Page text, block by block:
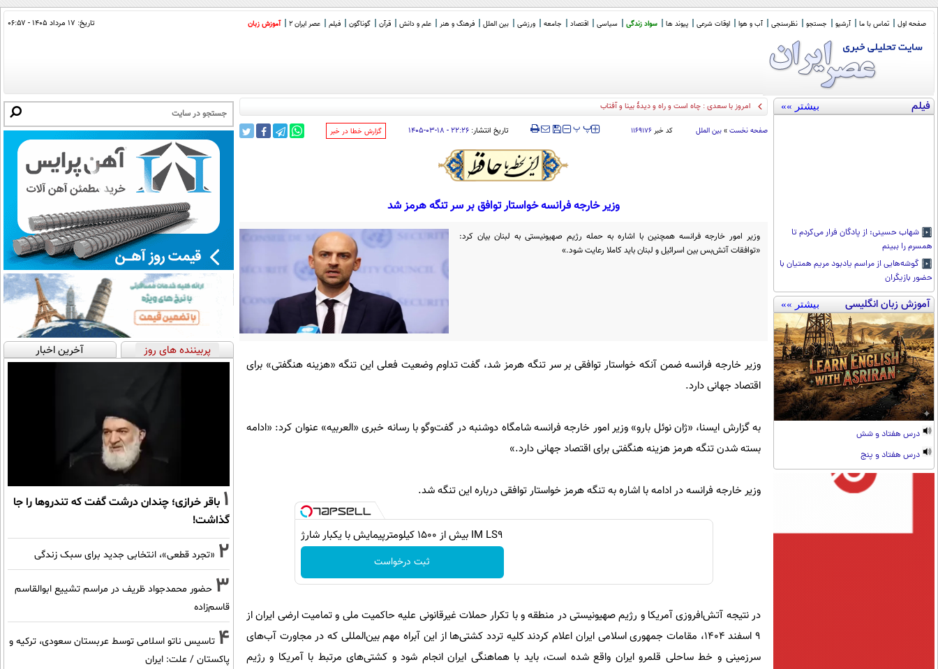
صفحه اول تماس با ما آرشیو جستجو نظرسنجی آب و هوا اوقات شرعی پیوند ها سواد زندگی سیاسی اقتصاد جامعه ورزشی بین الملل فرهنگ و هنر علم و دانش قرآن گوناگون فیلم عصر ایران 2 آموزش زبان تاریخ: ۱۷ مرداد ۱۴۰۵ - ۰۶:۵۷
فیلم بیشتر »»
شهاب حسینی: از پادگان فرار می‌کردم تا
همسرم را ببینم
گوشه‌هایی از مراسم یادبود مریم همتیان با
حضور بازیگران
آموزش زبان انگلیسی بیشتر »»
درس هفتاد و شش
درس هفتاد و پنج
امروز با سعدی : چاه است و راه و دیدهٔ بینا و آفتاب
صفحه نخست » بین الملل کد خبر ۱۱۶۹۱۷۶ ‍‍‍ پ پ تاریخ انتشار:۲۲:۲۶ - ۱۸-۰۳-۱۴۰۵ ‌گزارش خطا در خبر
وزیر خارجه فرانسه خواستار توافق بر سر تنگه هرمز شد
وزیر امور خارجه فرانسه همچنین با اشاره به حمله رژیم صهیونیستی به لبنان بیان کرد:
«توافقات آتش‌بس بین اسرائیل و لبنان باید کاملا رعایت شود.»
وزیر خارجه فرانسه ضمن آنکه خواستار توافقی بر سر تنگه هرمز شد، گفت تداوم وضعیت فعلی این تنگه «هزینه هنگفتی» برای
اقتصاد جهانی دارد.
به گزارش ایسنا، «ژان نوئل بارو» وزیر امور خارجه فرانسه شامگاه دوشنبه در گفت‌وگو با رسانه خبری «العربیه» عنوان کرد: «ادامه
بسته شدن تنگه هرمز هزینه هنگفتی برای اقتصاد جهانی دارد.»
وزیر خارجه فرانسه در ادامه با اشاره به تنگه هرمز خواستار توافقی درباره این تنگه شد.
IM LS9 بیش از 1500 کیلومترپیمایش با یکبار شارژ
ثبت درخواست
در نتیجه آتش‌افروزی آمریکا و رژیم صهیونیستی در منطقه و با تکرار حملات غیرقانونی علیه حاکمیت ملی و تمامیت ارضی ایران از
۹ اسفند ۱۴۰۴، مقامات جمهوری اسلامی ایران اعلام کردند کلیه تردد کشتی‌ها از این آبراه مهم بین‌المللی که در مجاورت آب‌های
سرزمینی و خط ساحلی قلمرو ایران واقع شده است، باید با هماهنگی ایران انجام شود و کشتی‌های مرتبط با آمریکا و رژیم
پربیننده های روز آخرین اخبار
1 باقر خرازی؛ چندان درشت گفت که تندروها را جا
گذاشت!
2 «تجرد قطعی»، انتخابی جدید برای سبک زندگی
3 حضور محمدجواد ظریف در مراسم تشییع ابوالقاسم
قاسم‌زاده
4 تاسیس ناتو اسلامی توسط عربستان سعودی، ترکیه و
پاکستان / علت: ایران